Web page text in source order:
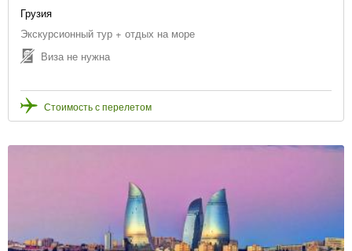
Без ночных переездов
Звёздность отеля
Линия пляжа
Грузия
Экскурсионный тур + отдых на море
Виза не нужна
Стоимость с перелетом